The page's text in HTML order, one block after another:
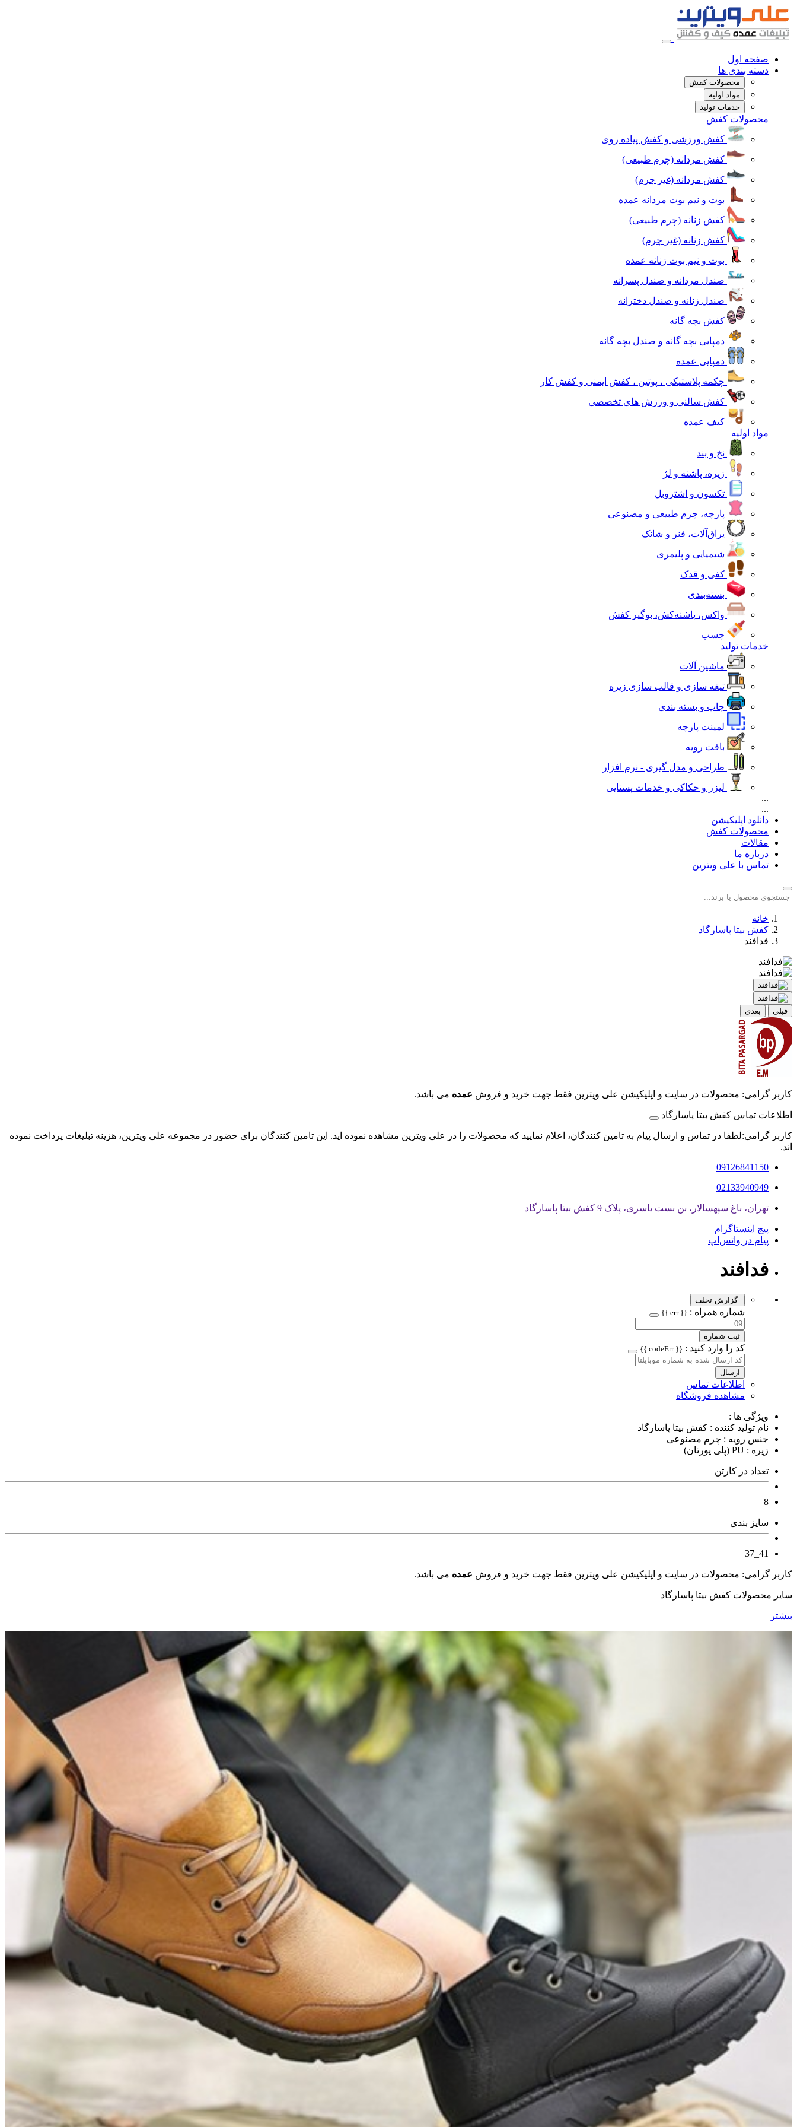
صفحه اول
دسته بندی ها
محصولات کفش
مواد اولیه
خدمات تولید
محصولات کفش
کفش ورزشی و کفش پیاده روی
کفش مردانه (چرم طبیعی)
کفش مردانه (غیر چرم)
بوت و نیم بوت مردانه عمده
کفش زنانه (چرم طبیعی)
کفش زنانه (غیر چرم)
بوت و نیم بوت زنانه عمده
صندل مردانه و صندل پسرانه
صندل زنانه و صندل دخترانه
کفش بچه گانه
دمپایی بچه گانه و صندل بچه گانه
دمپایی عمده
چکمه پلاستیکی ، پوتین ، کفش ایمنی و کفش کار
کفش سالنی و ورزش های تخصصی
کیف عمده
مواد اولیه
نخ و بند
زیره، پاشنه و لژ
تکسون و اشتروبل
پارچه، چرم طبیعی و مصنوعی
یراق‌آلات، فنر و شانک
شیمیایی و پلیمری
کفی و قدک
بسته‌بندی
واکس، پاشنه‌کش، بوگیر کفش
چسب
خدمات تولید
ماشین آلات
تیغه سازی و قالب سازی زیره
چاپ و بسته بندی
لمینت پارچه
بافت رویه
طراحی و مدل گیری - نرم افزار
لیزر و حکاکی و خدمات پستایی
...
...
دانلود اپلیکیشن
محصولات کفش
مقالات
درباره ما
تماس با علی ویترین
خانه
کفش بیتا پاسارگاد
فدافند
قبلی بعدی
کاربر گرامی: محصولات در سایت و اپلیکیشن علی ویترین فقط جهت خرید و فروش عمده می باشد.
اطلاعات تماس کفش بیتا پاسارگاد
کاربر گرامی:لطفا در تماس و ارسال پیام به تامین کنندگان، اعلام نمایید که محصولات را در علی ویترین مشاهده نموده اید. این تامین کنندگان برای حضور در مجموعه علی ویترین، هزینه تبلیغات پرداخت نموده
اند.
09126841150
02133940949
تهران، باغ سپهسالار، بن بست یاسری، پلاک 9 کفش بیتا پاسارگاد
پیج اینستاگرام
پیام در واتس‌اپ
فدافند
گزارش تخلف
شماره همراه : {{ err }}
ثبت شماره
کد را وارد کنید : {{ codeErr }}
ارسال
اطلاعات تماس
مشاهده فروشگاه
ویژگی ها :
نام تولید کننده : کفش بیتا پاسارگاد
جنس رویه : چرم مصنوعی
زیره : PU (پلی یورتان)
تعداد در کارتن
8
سایز بندی
41_37
کاربر گرامی: محصولات در سایت و اپلیکیشن علی ویترین فقط جهت خرید و فروش عمده می باشد.
سایر محصولات کفش بیتا پاسارگاد
بیشتر